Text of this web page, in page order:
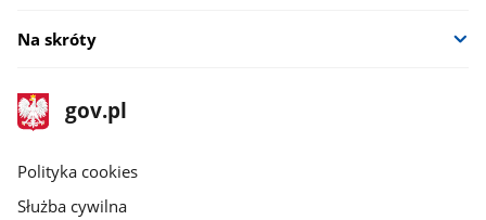
Na skróty
stopka
gov.pl
Strona
gov.pl
gov.pl
Polityka cookies
Służba cywilna